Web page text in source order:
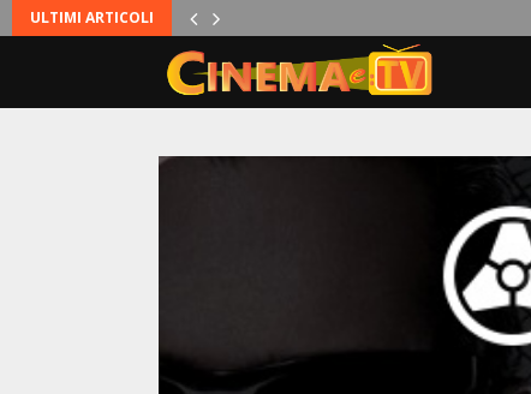
ULTIMI ARTICOLI